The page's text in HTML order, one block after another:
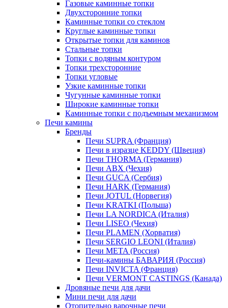
Газовые каминные топки
Двухсторонние топки
Каминные топки со стеклом
Круглые каминные топки
Открытые топки для каминов
Стальные топки
Топки с водяным контуром
Топки трехсторонние
Топки угловые
Узкие каминные топки
Чугунные каминные топки
Широкие каминные топки
Каминные топки с подъемным механизмом
Печи камины
Бренды
Печи SUPRA (Франция)
Печи в изразце KEDDY (Швеция)
Печи THORMA (Германия)
Печи ABX (Чехия)
Печи GUCA (Сербия)
Печи HARK (Германия)
Печи JOTUL (Норвегия)
Печи KRATKI (Польша)
Печи LA NORDICA (Италия)
Печи LISEO (Чехия)
Печи PLAMEN (Хорватия)
Печи SERGIO LEONI (Италия)
Печи META (Россия)
Печи-камины БАВАРИЯ (Россия)
Печи INVICTA (Франция)
Печи VERMONT CASTINGS (Канада)
Дровяные печи для дачи
Мини печи для дачи
Отопительно варочные печи